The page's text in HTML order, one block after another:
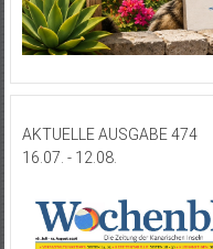
AKTUELLE AUSGABE 474
16.07. - 12.08.